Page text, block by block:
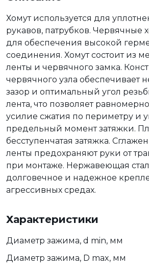
Хомут используется для
рукавов, патрубков. Червячные
для обеспечения высокой
соединения. Хомут состоит из
ленты и червячного замка.
червячного узла обеспечивает
зазор и оптимальный угол
лента, что позволяет
усилие сжатия по периметру и
предельный момент затяжки.
бесступенчатая затяжка.
ленты предохраняют руки от
при монтаже. Нержавеющая
долговечное и надежное
агрессивных средах.
Характеристики
Диаметр зажима, d min, мм
Диаметр зажима, D max, мм